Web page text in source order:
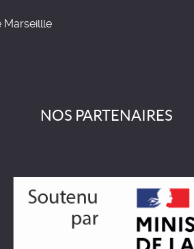
Marseillle
NOS PARTENAIRES